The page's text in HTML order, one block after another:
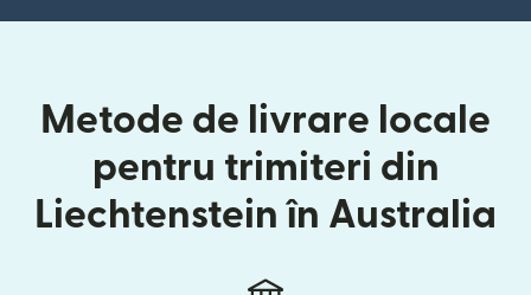
Metode de livrare locale
pentru trimiteri din
Liechtenstein în Australia